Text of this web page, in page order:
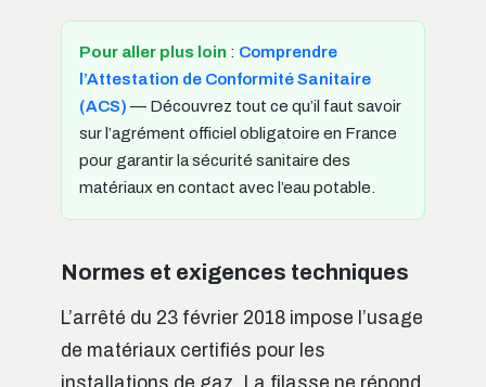
Pour aller plus loin : Comprendre
l’Attestation de Conformité Sanitaire
(ACS) — Découvrez tout ce qu’il faut savoir
sur l’agrément officiel obligatoire en France
pour garantir la sécurité sanitaire des
matériaux en contact avec l’eau potable.
Normes et exigences techniques
L’arrêté du 23 février 2018 impose l’usage
de matériaux certifiés pour les